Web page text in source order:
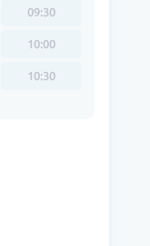
09:30
10:00
10:30